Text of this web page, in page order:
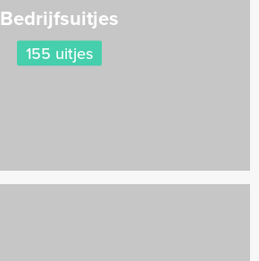
Bedrijfsuitjes
155 uitjes